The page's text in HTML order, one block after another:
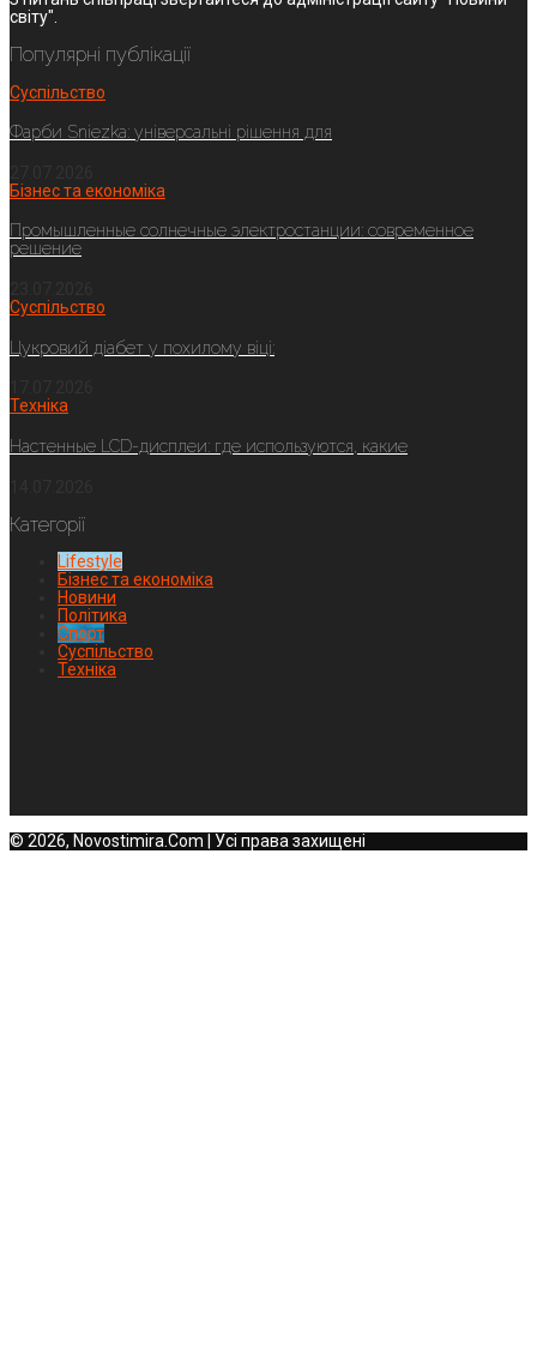
світу".
Популярні публікації
Суспільство
Фарби Sniezka: універсальні рішення для
Бізнес та економіка
Промышленные солнечные электростанции: современное
решение
Суспільство
Цукровий діабет у похилому віці:
Техніка
Настенные LCD-дисплеи: где используются, какие
Категорії
Lifestyle
Бізнес та економіка
Новини
Політика
Спорт
Суспільство
Техніка
© 2026, Novostimira.Com | Усі права захищені